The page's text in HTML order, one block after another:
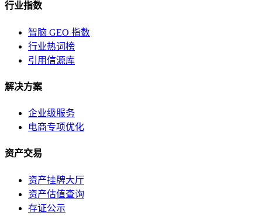
行业指数
智脑 GEO 指数
行业热词榜
引用信源库
解决方案
企业级服务
电商专项优化
资产交易
资产挂牌大厅
资产估值查询
存证公示